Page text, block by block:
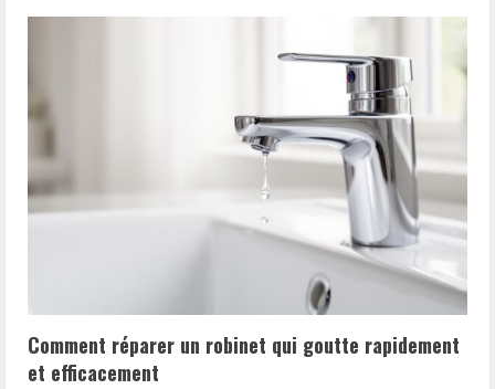
Comment réparer un robinet qui goutte rapidement
et efficacement